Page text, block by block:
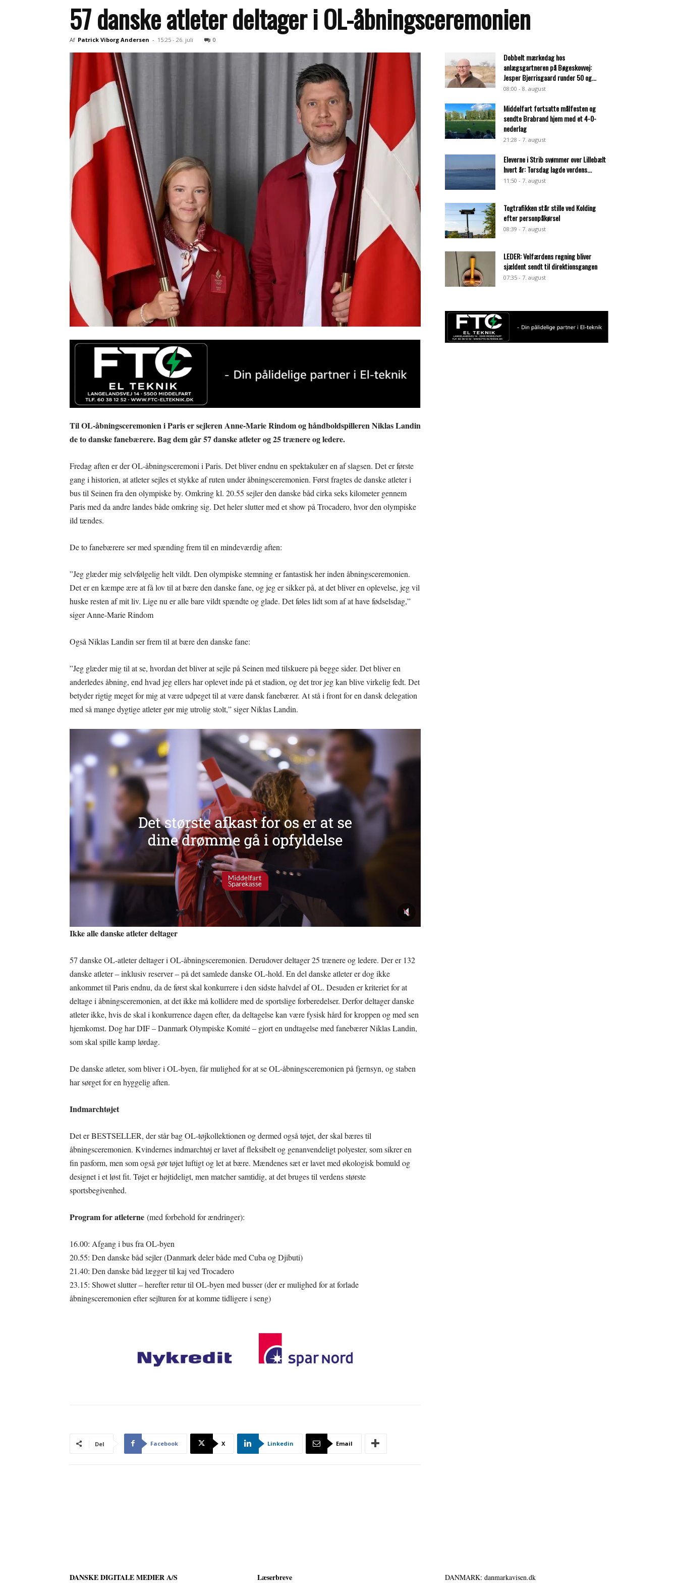
57 danske atleter deltager i OL-åbningsceremonien
Af Patrick Viborg Andersen - 15:25 - 26. juli 0
Til OL-åbningsceremonien i Paris er sejleren Anne-Marie Rindom og håndboldspilleren Niklas Landin
de to danske fanebærere. Bag dem går 57 danske atleter og 25 trænere og ledere.
Fredag aften er der OL-åbningsceremoni i Paris. Det bliver endnu en spektakulær en af slagsen. Det er første
gang i historien, at atleter sejles et stykke af ruten under åbningsceremonien. Først fragtes de danske atleter i
bus til Seinen fra den olympiske by. Omkring kl. 20.55 sejler den danske båd cirka seks kilometer gennem
Paris med da andre landes både omkring sig. Det heler slutter med et show på Trocadero, hvor den olympiske
ild tændes.
De to fanebærere ser med spænding frem til en mindeværdig aften:
”Jeg glæder mig selvfølgelig helt vildt. Den olympiske stemning er fantastisk her inden åbningsceremonien.
Det er en kæmpe ære at få lov til at bære den danske fane, og jeg er sikker på, at det bliver en oplevelse, jeg vil
huske resten af mit liv. Lige nu er alle bare vildt spændte og glade. Det føles lidt som af at have fødselsdag,”
siger Anne-Marie Rindom
Også Niklas Landin ser frem til at bære den danske fane:
”Jeg glæder mig til at se, hvordan det bliver at sejle på Seinen med tilskuere på begge sider. Det bliver en
anderledes åbning, end hvad jeg ellers har oplevet inde på et stadion, og det tror jeg kan blive virkelig fedt. Det
betyder rigtig meget for mig at være udpeget til at være dansk fanebærer. At stå i front for en dansk delegation
med så mange dygtige atleter gør mig utrolig stolt,” siger Niklas Landin.
Ikke alle danske atleter deltager
57 danske OL-atleter deltager i OL-åbningsceremonien. Derudover deltager 25 trænere og ledere. Der er 132
danske atleter – inklusiv reserver – på det samlede danske OL-hold. En del danske atleter er dog ikke
ankommet til Paris endnu, da de først skal konkurrere i den sidste halvdel af OL. Desuden er kriteriet for at
deltage i åbningsceremonien, at det ikke må kollidere med de sportslige forberedelser. Derfor deltager danske
atleter ikke, hvis de skal i konkurrence dagen efter, da deltagelse kan være fysisk hård for kroppen og med sen
hjemkomst. Dog har DIF – Danmark Olympiske Komité – gjort en undtagelse med fanebærer Niklas Landin,
som skal spille kamp lørdag.
De danske atleter, som bliver i OL-byen, får mulighed for at se OL-åbningsceremonien på fjernsyn, og staben
har sørget for en hyggelig aften.
Indmarchtøjet
Det er BESTSELLER, der står bag OL-tøjkollektionen og dermed også tøjet, der skal bæres til
åbningsceremonien. Kvindernes indmarchtøj er lavet af fleksibelt og genanvendeligt polyester, som sikrer en
fin pasform, men som også gør tøjet luftigt og let at bære. Mændenes sæt er lavet med økologisk bomuld og
designet i et løst fit. Tøjet er højtideligt, men matcher samtidig, at det bruges til verdens største
sportsbegivenhed.
Program for atleterne (med forbehold for ændringer):
16.00: Afgang i bus fra OL-byen
20.55: Den danske båd sejler (Danmark deler både med Cuba og Djibuti)
21.40: Den danske båd lægger til kaj ved Trocadero
23.15: Showet slutter – herefter retur til OL-byen med busser (der er mulighed for at forlade
åbningsceremonien efter sejlturen for at komme tidligere i seng)
Del Facebook X Linkedin Email
Dobbelt mærkedag hos
anlægsgartneren på Bøgeskovvej:
Jesper Bjerrisgaard runder 50 og...
08:00 - 8. august
Middelfart fortsatte målfesten og
sendte Brabrand hjem med et 4-0-
nederlag
21:28 - 7. august
Eleverne i Strib svømmer over Lillebælt
hvert år: Torsdag lagde verdens...
11:50 - 7. august
Togtrafikken står stille ved Kolding
efter personpåkørsel
08:39 - 7. august
LEDER: Velfærdens regning bliver
sjældent sendt til direktionsgangen
07:35 - 7. august
DANSKE DIGITALE MEDIER A/S Læserbreve
DANMARK: danmarkavisen.dk